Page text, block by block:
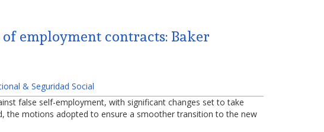
employment contracts: Baker
& Seguridad Social
false self-employment, with significant changes set to take
the motions adopted to ensure a smoother transition to the new